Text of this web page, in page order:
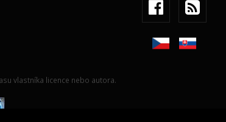
vlastníka licence nebo autora.